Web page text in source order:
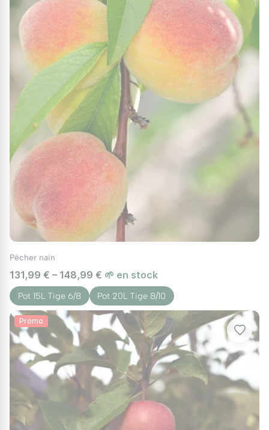
Qualité et Production
Le terme "nain" ne signifie pas moins productif
ou de moindre qualité. Bien au contraire, ces
arbres offrent la même qualité de fruits que
leurs homologues de pleine taille, avec
l’avantage d’une récolte facilitée et d’un
entretien simplifié.
Les Avantages des Fruitiers Nains
Idéals pour les Petits Espaces
Les fruitiers nains s’adaptent parfaitement aux
petits jardins, terrasses, et balcons. Grâce à
leur petite taille, ils sont plus faciles à tailler, à
travail physique que les arbres plus grands.
Facilité de Récolte
Avec les arbres fruitiers nains, vous pouvez
facilement récolter vos fruits sans utiliser
d’échelle. Toutes les branches sont à portée
de main, permettant une cueillette rapide et
sûre.
Productivité et Décoration
Pêcher nain
131,99 € – 148,99 € 🌱 en stock
Pot 15L Tige 6/8 Pot 20L Tige 8/10
Promo